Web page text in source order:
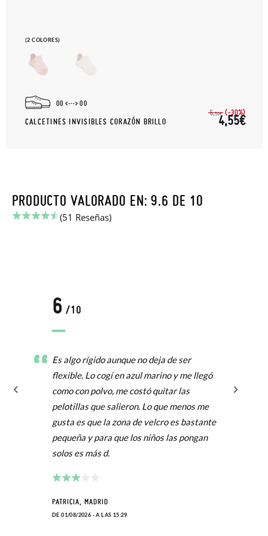
(2 COLORES)
00 00
CALCETINES INVISIBLES CORAZÓN BRILLO
6,50€ (-30%)
4,55€
PRODUCTO VALORADO EN: 9.6 DE 10
(51 Reseñas)
6 /10
Es algo rígido aunque no deja de ser
flexible. Lo cogí en azul marino y me llegó
como con polvo, me costó quitar las
pelotillas que salieron. Lo que menos me
gusta es que la zona de velcro es bastante
pequeña y para que los niños las pongan
solos es más d.
PATRICIA, MADRID
DE 01/08/2026 - A LAS 15:29